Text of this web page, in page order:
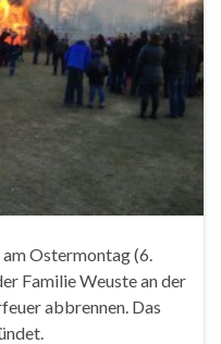
Ostermontag (6.
Familie Weuste an der
abbrennen. Das